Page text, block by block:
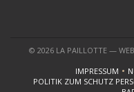
© 2026 LA PAILLOTTE —
IMPRESSUM
POLITIK ZUM SCHUTZ